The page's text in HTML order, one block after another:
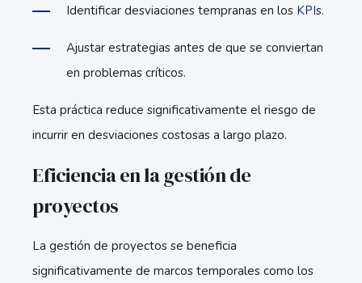
Identificar desviaciones tempranas en los KPIs.
Ajustar estrategias antes de que se conviertan
en problemas críticos.
Esta práctica reduce significativamente el riesgo de
incurrir en desviaciones costosas a largo plazo.
Eficiencia en la gestión de
proyectos
La gestión de proyectos se beneficia
significativamente de marcos temporales como los